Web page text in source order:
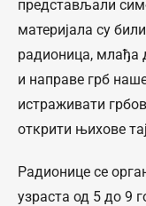
представљали
материјала су
радионица, млађа
и направе грб
истраживати
открити њихове
Радионице се
узраста од 5 до 9